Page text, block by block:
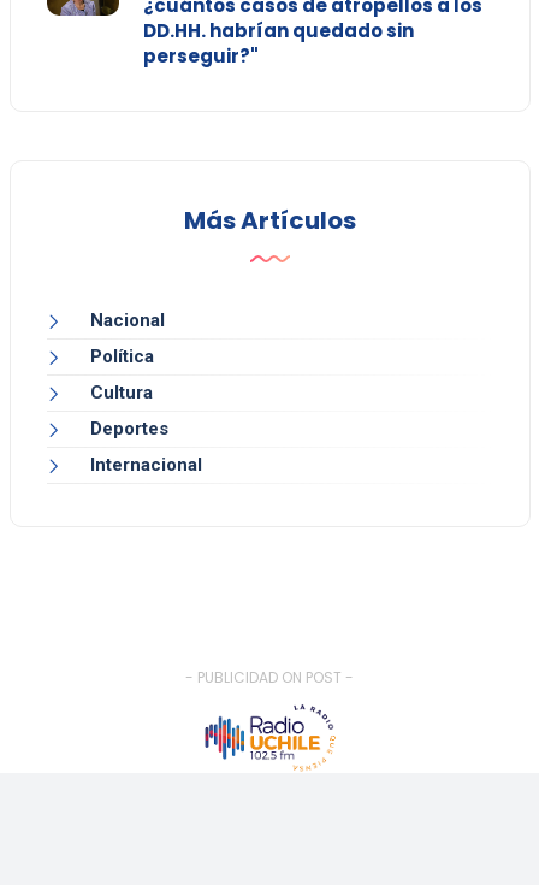
¿cuántos casos de atropellos a los
DD.HH. habrían quedado sin
perseguir?"
Más Artículos
Nacional
Política
Cultura
Deportes
Internacional
- PUBLICIDAD ON POST -